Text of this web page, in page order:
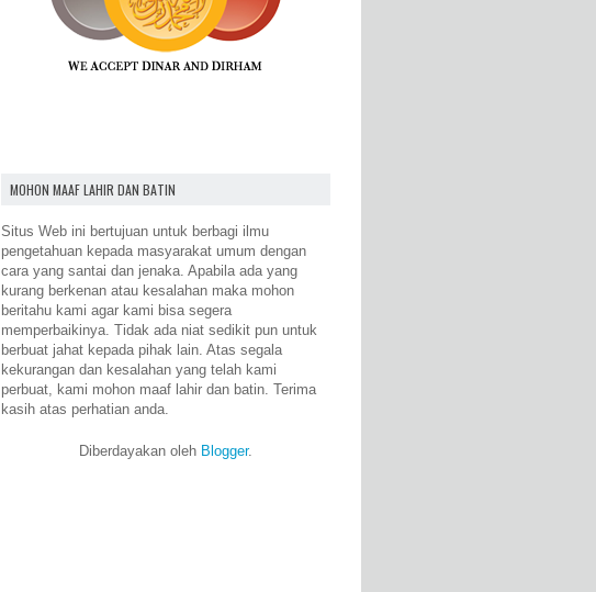
MOHON MAAF LAHIR DAN BATIN
Situs Web ini bertujuan untuk berbagi ilmu
pengetahuan kepada masyarakat umum dengan
cara yang santai dan jenaka. Apabila ada yang
kurang berkenan atau kesalahan maka mohon
beritahu kami agar kami bisa segera
memperbaikinya. Tidak ada niat sedikit pun untuk
berbuat jahat kepada pihak lain. Atas segala
kekurangan dan kesalahan yang telah kami
perbuat, kami mohon maaf lahir dan batin. Terima
kasih atas perhatian anda.
Diberdayakan oleh Blogger.